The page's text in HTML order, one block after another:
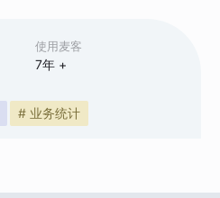
使用麦客
7年 +
# 业务统计